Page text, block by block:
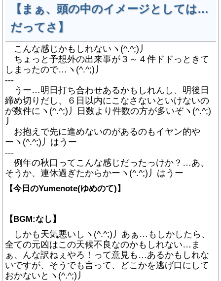
【まぁ、頭の中のイメージとしては…
だってさ】
こんな感じかもしれないヽ(^.^;)丿
ちょっと予想外の出来事が３～４件ドドっときて
しまったので…ヽ(^.^;)丿
---
うー…明日打ち合わせあるかもしれんし、明後日
締め切りだし、６日以内にこなさないといけないの
が数件にヽ(^.^;)丿日数より件数の方が多いぞヽ(^.^;)
丿
お抱えで先に進めないのがあるのもイヤン的や
ーヽ(^.^;)丿はうー
---
例年の秋口ってこんな感じだったっけか？…あ、
そうか、連休過ぎたからかーヽ(^.^;)丿はうー
【今日のYumenote(ゆめのて)】
【BGM:なし】
しかも天気悪いしヽ(^.^;)丿あぁ…もしかしたら、
全ての元凶はこの天候不良なのかもしれない…ま
ぁ、んな訳ねぇやろ！って意見も…あるかもしれな
いですが、そうでも言って、どこかを逃げ口にして
おかないとヽ(^.^;)丿